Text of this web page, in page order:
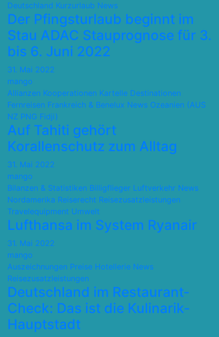
Deutschland Kurzurlaub News
Der Pfingsturlaub beginnt im
Stau ADAC Stauprognose für 3.
bis 6. Juni 2022
31. Mai 2022
mango
Allianzen Kooperationen Kartelle Destinationen
Fernreisen Frankreich & Benelux News Ozeanien (AUS
NZ PNG Fidji)
Auf Tahiti gehört
Korallenschutz zum Alltag
31. Mai 2022
mango
Bilanzen & Statistiken Billigflieger Luftverkehr News
Nordamerika Reiserecht Reisezusatzleistungen
Travelequipment Umwelt
Lufthansa im System Ryanair
31. Mai 2022
mango
Auszeichnungen Preise Hotellerie News
Reisezusatzleistungen
Deutschland im Restaurant-
Check: Das ist die Kulinarik-
Hauptstadt